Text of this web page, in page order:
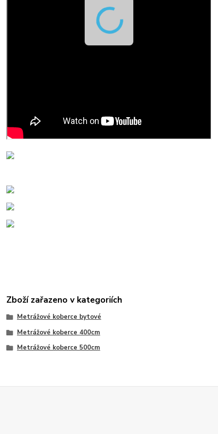
Zboží zařazeno v kategoriích
Metrážové koberce bytové
Metrážové koberce 400cm
Metrážové koberce 500cm